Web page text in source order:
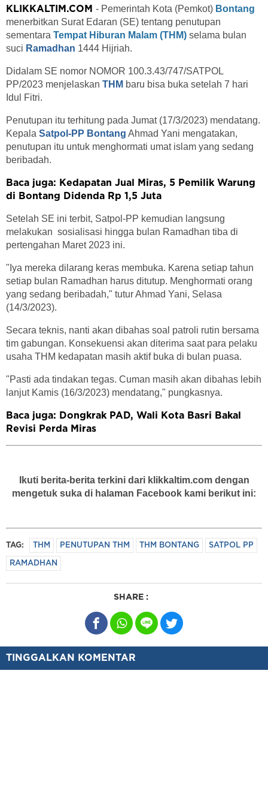
KLIKKALTIM.COM - Pemerintah Kota (Pemkot) Bontang
menerbitkan Surat Edaran (SE) tentang penutupan
sementara Tempat Hiburan Malam (THM) selama bulan
suci Ramadhan 1444 Hijriah.
Didalam SE nomor NOMOR 100.3.43/747/SATPOL
PP/2023 menjelaskan THM baru bisa buka setelah 7 hari
Idul Fitri.
Penutupan itu terhitung pada Jumat (17/3/2023) mendatang.
Kepala Satpol-PP Bontang Ahmad Yani mengatakan,
penutupan itu untuk menghormati umat islam yang sedang
beribadah.
Baca juga: Kedapatan Jual Miras, 5 Pemilik Warung
di Bontang Didenda Rp 1,5 Juta
Setelah SE ini terbit, Satpol-PP kemudian langsung
melakukan sosialisasi hingga bulan Ramadhan tiba di
pertengahan Maret 2023 ini.
"Iya mereka dilarang keras membuka. Karena setiap tahun
setiap bulan Ramadhan harus ditutup. Menghormati orang
yang sedang beribadah," tutur Ahmad Yani, Selasa
(14/3/2023).
Secara teknis, nanti akan dibahas soal patroli rutin bersama
tim gabungan. Konsekuensi akan diterima saat para pelaku
usaha THM kedapatan masih aktif buka di bulan puasa.
"Pasti ada tindakan tegas. Cuman masih akan dibahas lebih
lanjut Kamis (16/3/2023) mendatang," pungkasnya.
Baca juga: Dongkrak PAD, Wali Kota Basri Bakal
Revisi Perda Miras
Ikuti berita-berita terkini dari klikkaltim.com dengan
mengetuk suka di halaman Facebook kami berikut ini:
TAG: THM PENUTUPAN THM THM BONTANG SATPOL PP
RAMADHAN
SHARE :
TINGGALKAN KOMENTAR